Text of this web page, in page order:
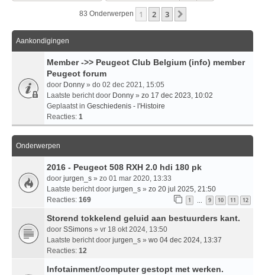
83 Onderwerpen 1 2 3
Aankondigingen
Member ->> Peugeot Club Belgium (info) member
Peugeot forum
door Donny » do 02 dec 2021, 15:05
Laatste bericht door Donny » zo 17 dec 2023, 10:02
Geplaatst in Geschiedenis - l'Histoire
Reacties: 1
Onderwerpen
2016 - Peugeot 508 RXH 2.0 hdi 180 pk
door jurgen_s » zo 01 mar 2020, 13:33
Laatste bericht door jurgen_s » zo 20 jul 2025, 21:50
Reacties: 169 1 … 9 10 11 12
Storend tokkelend geluid aan bestuurders kant.
door SSimons » vr 18 okt 2024, 13:50
Laatste bericht door jurgen_s » wo 04 dec 2024, 13:37
Reacties: 12
Infotainment/computer gestopt met werken.